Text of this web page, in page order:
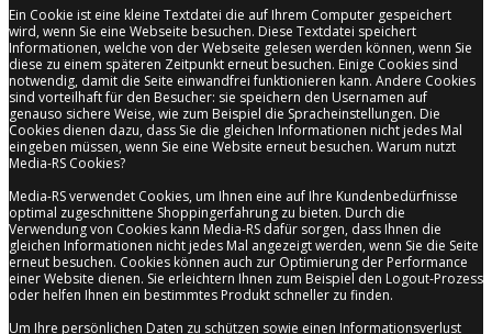
Ein Cookie ist eine kleine Textdatei die auf Ihrem Computer gespeichert
wird, wenn Sie eine Webseite besuchen. Diese Textdatei speichert
Informationen, welche von der Webseite gelesen werden können, wenn Sie
diese zu einem späteren Zeitpunkt erneut besuchen. Einige Cookies sind
notwendig, damit die Seite einwandfrei funktionieren kann. Andere Cookies
sind vorteilhaft für den Besucher: sie speichern den Usernamen auf
genauso sichere Weise, wie zum Beispiel die Spracheinstellungen. Die
Cookies dienen dazu, dass Sie die gleichen Informationen nicht jedes Mal
eingeben müssen, wenn Sie eine Website erneut besuchen. Warum nutzt
Media-RS Cookies?
Media-RS verwendet Cookies, um Ihnen eine auf Ihre Kundenbedürfnisse
optimal zugeschnittene Shoppingerfahrung zu bieten. Durch die
Verwendung von Cookies kann Media-RS dafür sorgen, dass Ihnen die
gleichen Informationen nicht jedes Mal angezeigt werden, wenn Sie die Seite
erneut besuchen. Cookies können auch zur Optimierung der Performance
einer Website dienen. Sie erleichtern Ihnen zum Beispiel den Logout-Prozess
oder helfen Ihnen ein bestimmtes Produkt schneller zu finden.
Um Ihre persönlichen Daten zu schützen sowie einen Informationsverlust